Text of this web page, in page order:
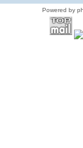
Powered by